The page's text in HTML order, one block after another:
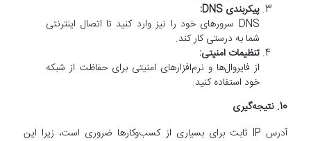
پیکربندی DNS:
DNS سرورهای خود را نیز وارد کنید تا اتصال اینترنتی
شما به درستی کار کند.
تنظیمات امنیتی:
از فایروال‌ها و نرم‌افزارهای امنیتی برای حفاظت از شبکه
خود استفاده کنید.
10. نتیجه‌گیری
آدرس IP ثابت برای بسیاری از کسب‌وکارها ضروری است، زیرا این